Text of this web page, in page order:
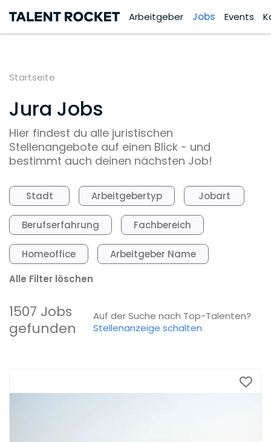
Arbeitgeber Jobs Events
Startseite
Jura Jobs
Hier findest du alle juristischen
Stellenangebote auf einen Blick - und
bestimmt auch deinen nächsten Job!
Stadt Arbeitgebertyp Jobart
Berufserfahrung Fachbereich
Homeoffice
Arbeitgeber Name
Alle Filter löschen
1507 Jobs
gefunden
Auf der Suche nach Top-Talenten?
Stellenanzeige schalten